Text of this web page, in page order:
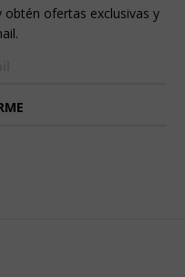
ofertas exclusivas y